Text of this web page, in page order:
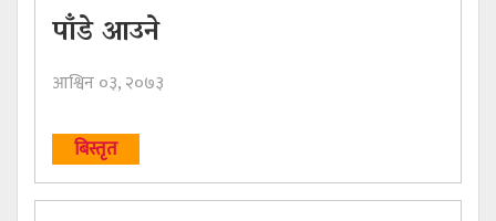
पाँडे आउने
आश्विन ०३, २०७३
बिस्तृत